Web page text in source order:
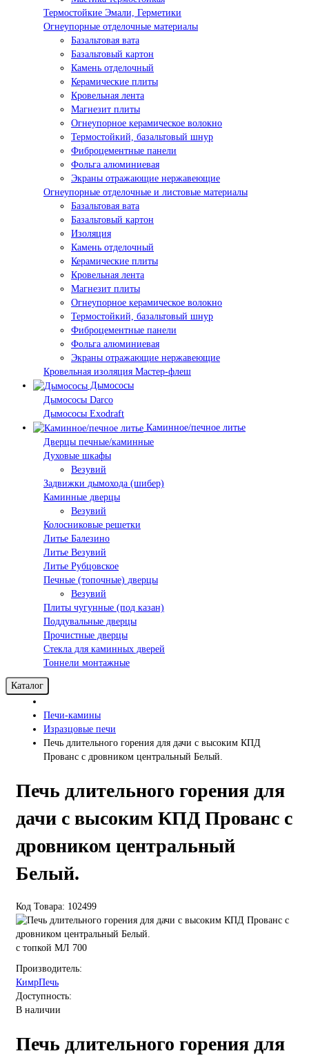
Термостойкие Эмали, Герметики
Огнеупорные отделочные материалы
Базальтовая вата
Базальтовый картон
Камень отделочный
Керамические плиты
Кровельная лента
Магнезит плиты
Огнеупорное керамическое волокно
Термостойкий, базальтовый шнур
Фиброцементные панели
Фольга алюминиевая
Экраны отражающие нержавеющие
Огнеупорные отделочные и листовые материалы
Базальтовая вата
Базальтовый картон
Изоляция
Камень отделочный
Керамические плиты
Кровельная лента
Магнезит плиты
Огнеупорное керамическое волокно
Термостойкий, базальтовый шнур
Фиброцементные панели
Фольга алюминиевая
Экраны отражающие нержавеющие
Кровельная изоляция Мастер-флеш
Дымососы
Дымососы Darco
Дымососы Exodraft
Каминное/печное литье
Дверцы печные/каминные
Духовые шкафы
Везувий
Задвижки дымохода (шибер)
Каминные дверцы
Везувий
Колосниковые решетки
Литье Балезино
Литье Везувий
Литье Рубцовское
Печные (топочные) дверцы
Везувий
Плиты чугунные (под казан)
Поддувальные дверцы
Прочистные дверцы
Стекла для каминных дверей
Тоннели монтажные
Каталог
Печи-камины
Изразцовые печи
Печь длительного горения для дачи с высоким КПД
Прованс с дровником центральный Белый.
Печь длительного горения для
дачи с высоким КПД Прованс с
дровником центральный
Белый.
Код Товара: 102499
с топкой МЛ 700
Производитель:
КимрПечь
Доступность:
В наличии
Печь длительного горения для